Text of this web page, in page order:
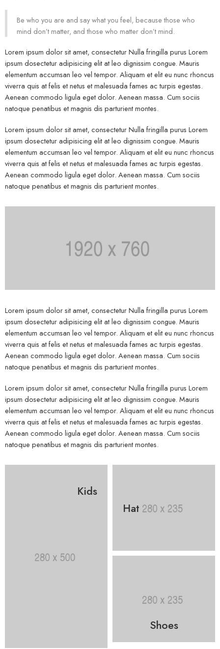
Be who you are and say what you feel, because those who
mind don’t matter, and those who matter don’t mind.
Lorem ipsum dolor sit amet, consectetur Nulla fringilla purus Lorem
ipsum dosectetur adipisicing elit at leo dignissim congue. Mauris
elementum accumsan leo vel tempor. Aliquam et elit eu nunc rhoncus
viverra quis at felis et netus et malesuada fames ac turpis egestas.
Aenean commodo ligula eget dolor. Aenean massa. Cum sociis
natoque penatibus et magnis dis parturient montes.
Lorem ipsum dolor sit amet, consectetur Nulla fringilla purus Lorem
ipsum dosectetur adipisicing elit at leo dignissim congue. Mauris
elementum accumsan leo vel tempor. Aliquam et elit eu nunc rhoncus
viverra quis at felis et netus et malesuada fames ac turpis egestas.
Aenean commodo ligula eget dolor. Aenean massa. Cum sociis
natoque penatibus et magnis dis parturient montes.
Lorem ipsum dolor sit amet, consectetur Nulla fringilla purus Lorem
ipsum dosectetur adipisicing elit at leo dignissim congue. Mauris
elementum accumsan leo vel tempor. Aliquam et elit eu nunc rhoncus
viverra quis at felis et netus et malesuada fames ac turpis egestas.
Aenean commodo ligula eget dolor. Aenean massa. Cum sociis
natoque penatibus et magnis dis parturient montes.
Lorem ipsum dolor sit amet, consectetur Nulla fringilla purus Lorem
ipsum dosectetur adipisicing elit at leo dignissim congue. Mauris
elementum accumsan leo vel tempor. Aliquam et elit eu nunc rhoncus
viverra quis at felis et netus et malesuada fames ac turpis egestas.
Aenean commodo ligula eget dolor. Aenean massa. Cum sociis
natoque penatibus et magnis dis parturient montes.
Kids
Hat
Shoes